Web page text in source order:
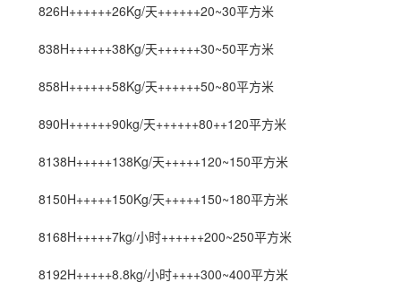
826H++++++26Kg/天++++++20~30平方米
838H++++++38Kg/天++++++30~50平方米
858H++++++58Kg/天++++++50~80平方米
890H++++++90kg/天++++++80++120平方米
8138H+++++138Kg/天+++++120~150平方米
8150H+++++150Kg/天+++++150~180平方米
8168H+++++7kg/小时++++++200~250平方米
8192H+++++8.8kg/小时++++300~400平方米